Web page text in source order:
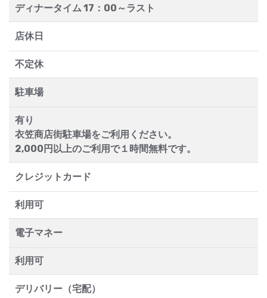
ディナータイム 17：00～ラスト
店休日
不定休
駐車場
有り
衣笠商店街駐車場をご利用ください。
2,000円以上のご利用で１時間無料です。
クレジットカード
利用可
電子マネー
利用可
デリバリー（宅配）